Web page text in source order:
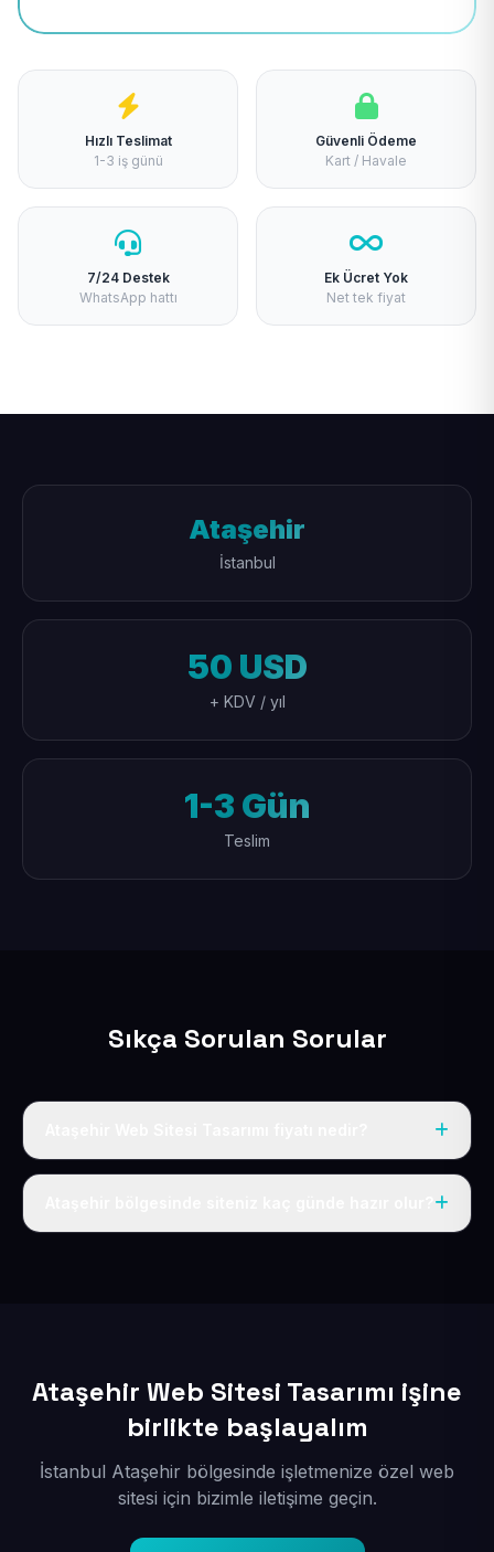
Hızlı Teslimat
1-3 iş günü
Güvenli Ödeme
Kart / Havale
7/24 Destek
WhatsApp hattı
Ek Ücret Yok
Net tek fiyat
Ataşehir
İstanbul
50 USD
+ KDV / yıl
1-3 Gün
Teslim
Sıkça Sorulan Sorular
Tek fiyat uygulanır: yıllık 50 USD + KDV. Bu bedele alan
Ataşehir Web Sitesi Tasarımı işine
birlikte başlayalım
İstanbul Ataşehir bölgesinde işletmenize özel web
sitesi için bizimle iletişime geçin.